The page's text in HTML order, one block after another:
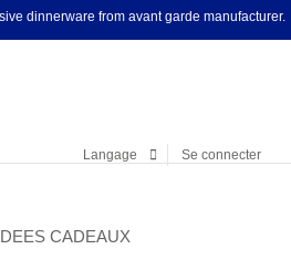
dinnerware from avant garde manufacturer.
Langage Se connecter
CADEAUX